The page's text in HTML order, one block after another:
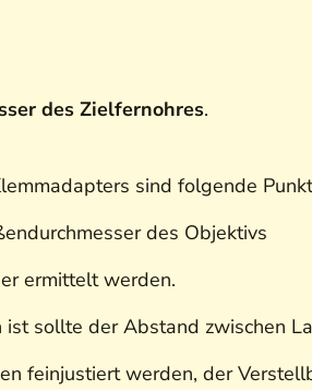
des Zielfernohres.
sind folgende
des Objektivs
ermittelt werden.
sollte der Abstand zwischen
feinjustiert werden, der